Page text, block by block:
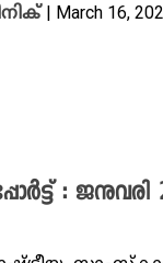
| March 16,
: ജനുവരി